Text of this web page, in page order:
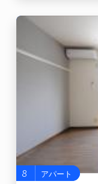
8 アパート